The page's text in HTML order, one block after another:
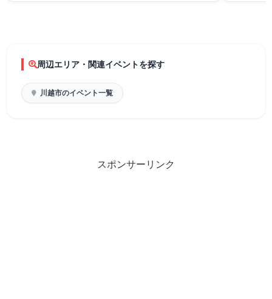
周辺エリア・関連イベントを探す
川越市のイベント一覧
スポンサーリンク